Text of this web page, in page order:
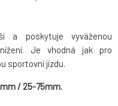
a poskytuje vyváženou
Je vhodná jak pro
sportovní jízdu.
/ 25-75mm.